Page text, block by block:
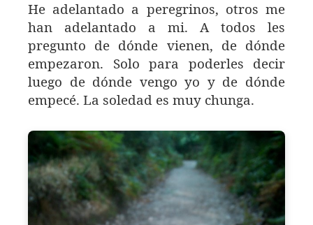
He adelantado a peregrinos, otros me
han adelantado a mi. A todos les
pregunto de dónde vienen, de dónde
empezaron. Solo para poderles decir
luego de dónde vengo yo y de dónde
empecé. La soledad es muy chunga.